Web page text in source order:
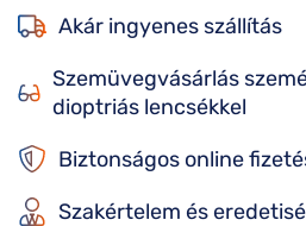
Akár ingyenes szállítás
Szemüvegvásárlás
dioptriás lencsékkel
Biztonságos online
Szakértelem és